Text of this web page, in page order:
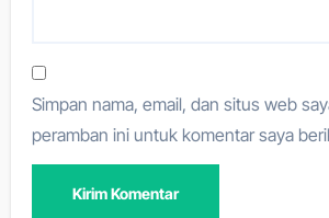
Simpan nama, email, dan situs web
peramban ini untuk komentar saya